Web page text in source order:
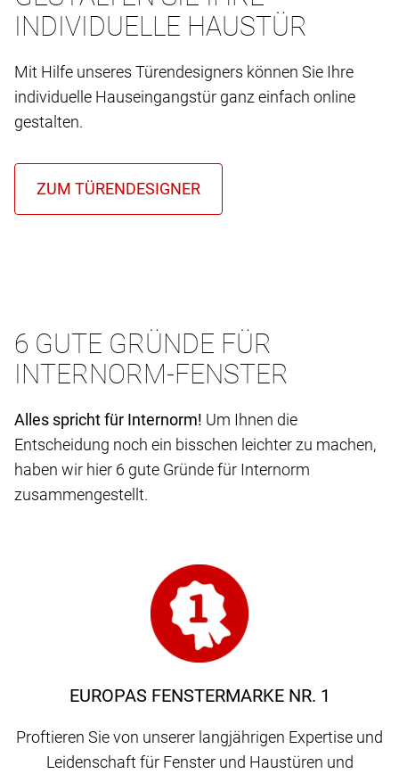
INDIVIDUELLE HAUSTÜR
Mit Hilfe unseres Türendesigners können Sie Ihre
individuelle Hauseingangstür ganz einfach online
gestalten.
6 GUTE GRÜNDE FÜR
INTERNORM-FENSTER
Alles spricht für Internorm! Um Ihnen die
Entscheidung noch ein bisschen leichter zu machen,
haben wir hier 6 gute Gründe für Internorm
zusammengestellt.
EUROPAS FENSTERMARKE NR. 1
Proftieren Sie von unserer langjährigen Expertise und
Leidenschaft für Fenster und Haustüren und